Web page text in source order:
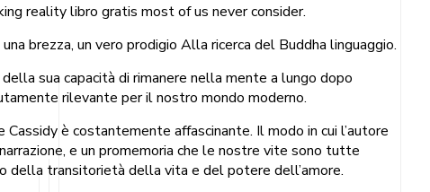
reality libro gratis most of us never consider.
brezza, un vero prodigio Alla ricerca del Buddha linguaggio.
sua capacità di rimanere nella mente a lungo dopo
rilevante per il nostro mondo moderno.
è costantemente affascinante. Il modo in cui l’autore
e un promemoria che le nostre vite sono tutte
della transitorietà della vita e del potere dell’amore.